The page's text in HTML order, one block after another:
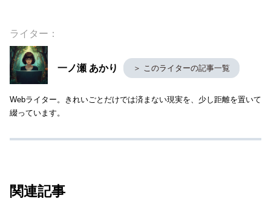
ライター：
一ノ瀬 あかり ＞ このライターの記事一覧
Webライター。きれいごとだけでは済まない現実を、少し距離を置いて
綴っています。
関連記事